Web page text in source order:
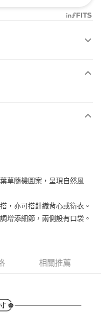
」的支付方式。 讓您購物簡單
訊。
草隨機圖案，呈現自然風
，亦可搭針織背心或衛衣。
增添細節，兩側設有口袋。
相關推薦